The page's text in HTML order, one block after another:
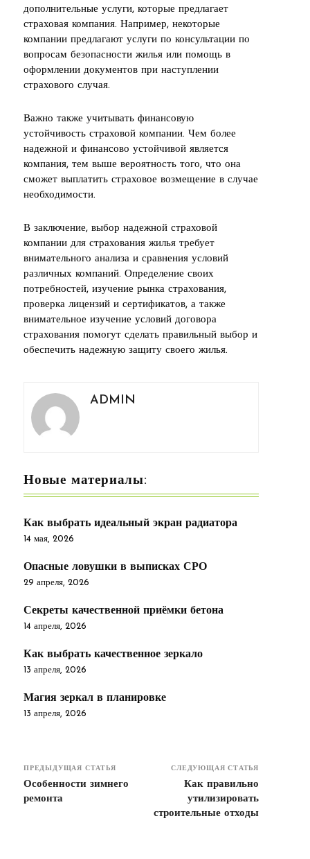
дополнительные услуги, которые предлагает
страховая компания. Например, некоторые
компании предлагают услуги по консультации по
вопросам безопасности жилья или помощь в
оформлении документов при наступлении
страхового случая.
Важно также учитывать финансовую
устойчивость страховой компании. Чем более
надежной и финансово устойчивой является
компания, тем выше вероятность того, что она
сможет выплатить страховое возмещение в случае
необходимости.
В заключение, выбор надежной страховой
компании для страхования жилья требует
внимательного анализа и сравнения условий
различных компаний. Определение своих
потребностей, изучение рынка страхования,
проверка лицензий и сертификатов, а также
внимательное изучение условий договора
страхования помогут сделать правильный выбор и
обеспечить надежную защиту своего жилья.
ADMIN
Новые материалы:
Как выбрать идеальный экран радиатора
14 мая, 2026
Опасные ловушки в выписках СРО
29 апреля, 2026
Секреты качественной приёмки бетона
14 апреля, 2026
Как выбрать качественное зеркало
13 апреля, 2026
Магия зеркал в планировке
13 апреля, 2026
ПРЕДЫДУЩАЯ СТАТЬЯ
Особенности зимнего
ремонта
СЛЕДУЮЩАЯ СТАТЬЯ
Как правильно
утилизировать
строительные отходы